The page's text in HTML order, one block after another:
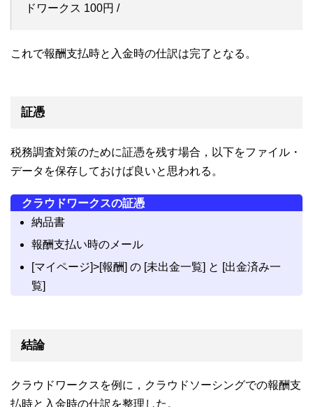
ドワークス 100円 /
これで報酬支払時と入金時の仕訳は完了となる。
証憑
税務調査対策のために証憑を残す場合，以下をファイル・
データを保存しておけば良いと思われる。
クラウドワークスの証憑
納品書
報酬支払い時のメール
[マイページ]>[報酬] の [未出金一覧] と [出金済み一
覧]
結論
クラウドワークスを例に，クラウドソーシングでの報酬支
払時と入金時の仕訳を整理した。